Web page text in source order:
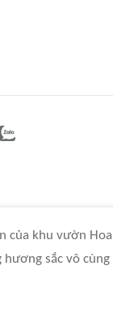
của khu vườn Hoa
sắc vô cùng